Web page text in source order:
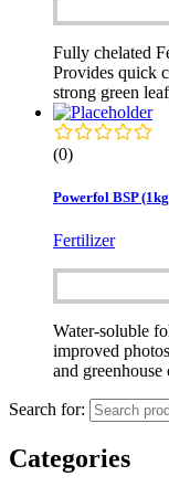
Fully chelated
Provides quick
strong green
(0)
Powerfol BSP
Fertilizer
Water-soluble
improved
and greenhouse
Search for:
Categories